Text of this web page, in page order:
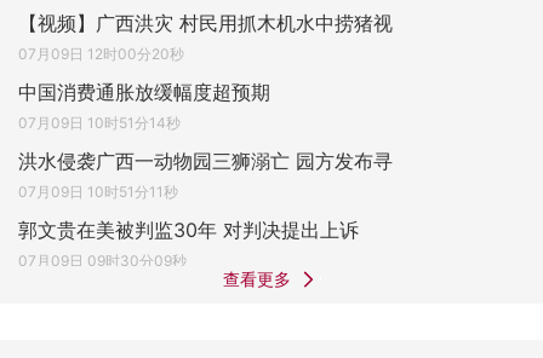
【视频】广西洪灾 村民用抓木机水中捞猪视
07月09日 12时00分20秒
中国消费通胀放缓幅度超预期
07月09日 10时51分14秒
洪水侵袭广西一动物园三狮溺亡 园方发布寻
07月09日 10时51分11秒
郭文贵在美被判监30年 对判决提出上诉
07月09日 09时30分09秒
查看更多